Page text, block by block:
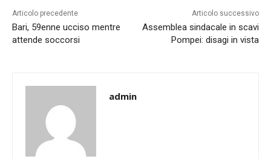
Articolo precedente
Bari, 59enne ucciso mentre
attende soccorsi
Articolo successivo
Assemblea sindacale in scavi
Pompei: disagi in vista
admin